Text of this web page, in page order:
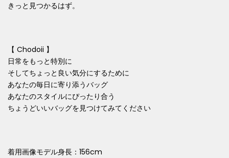
きっと見つかるはず。
【 Chodoii 】
日常をもっと特別に
そしてちょっと良い気分にするために
あなたの毎日に寄り添うバッグ
あなたのスタイルにぴったり合う
ちょうどいいバッグを見つけてみてください
着用画像モデル身長：156cm